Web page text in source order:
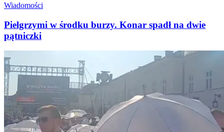
Wiadomości
Pielgrzymi w środku burzy. Konar spadł na dwie
pątniczki